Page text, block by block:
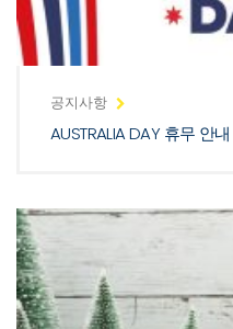
공지사항
AUSTRALIA DAY 휴무 안내